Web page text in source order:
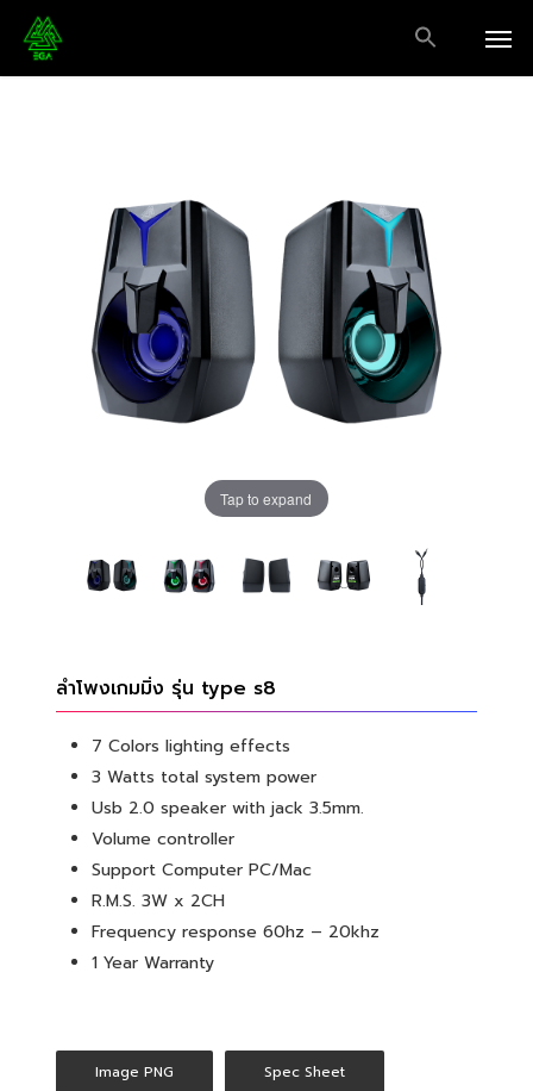
main
Tap to expand
ลำโพงเกมมิ่ง รุ่น type s8
7 Colors lighting effects
3 Watts total system power
Usb 2.0 speaker with jack 3.5mm.
Volume controller
Support Computer PC/Mac
R.M.S. 3W x 2CH
Frequency response 60hz – 20khz
1 Year Warranty
Image PNG Spec Sheet